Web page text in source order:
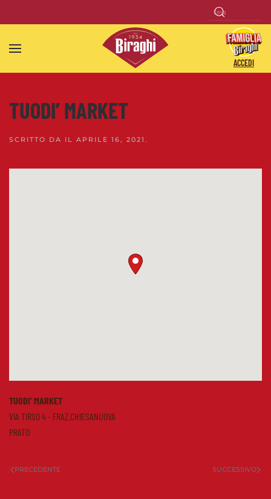
Skip to main content
ACCEDI
TUODI’ MARKET
SCRITTO DA IL APRILE 16, 2021 .
TUODI’ MARKET
VIA TIRSO 4 - FRAZ.CHIESANUOVA
PRATO
PRECEDENTE SUCCESSIVO